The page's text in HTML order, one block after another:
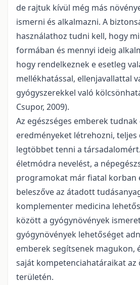
de rajtuk kívül még más
ismerni és alkalmazni. A
használathoz tudni kell, hogy
formában és mennyi ideig
hogy rendelkeznek e esetleg
mellékhatással, ellenjavallattal
gyógyszerekkel való
Csupor, 2009).
Az egészséges emberek
eredményeket létrehozni, teljes
legtöbbet tenni a
életmódra nevelést, a
programokat már fiatal korban
beleszőve az átadott
komplementer medicina
között a gyógynövények
gyógynövények lehetőséget
emberek segítsenek magukon,
saját kompetenciahatáraikat az
területén.